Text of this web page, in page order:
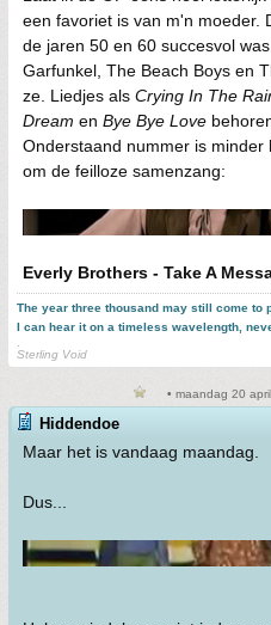
een favoriet is van m'n moeder.
de jaren 50 en 60 succesvol
Garfunkel, The Beach Boys en
ze. Liedjes als Crying In The
Dream en Bye Bye Love
Onderstaand nummer is
om de feilloze samenzang:
Everly Brothers - Take A
The year three thousand may still come to
I can hear it on a timeless wavelength,
Sterling Void
• maandag 20
Hiddendoe
Maar het is vandaag maandag.
Dus...